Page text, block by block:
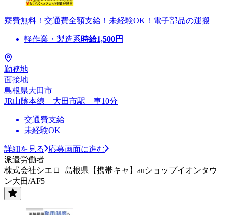
寮費無料！交通費全額支給！未経験OK！電子部品の運搬
軽作業・製造系時給1,500円
勤務地
面接地
島根県大田市
JR山陰本線 大田市駅 車10分
交通費支給
未経験OK
詳細を見る
応募画面に進む
派遣労働者
株式会社シエロ_島根県【携帯キャ】auショップイオンタウ
ン大田/AF5